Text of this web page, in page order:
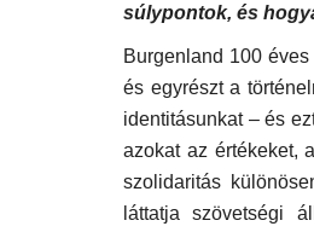
súlypontok, és
Burgenland 100 éves
és egyrészt a
identitásunkat – és
azokat az értékeket,
szolidaritás
láttatja szövetségi